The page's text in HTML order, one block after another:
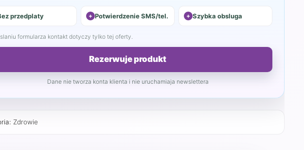
przedplaty Potwierdzenie SMS/tel. Szybka obsluga
formularza kontakt dotyczy tylko tej oferty.
Rezerwuje produkt
Dane nie tworza konta klienta i nie uruchamiaja newslettera
Zdrowie